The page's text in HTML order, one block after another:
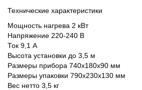
Технические характеристики
Мощность нагрева 2 кВт
Напряжение 220-240 B
Ток 9,1 А
Высота установки до 3,5 м
Размеры прибора 740х180х90 мм
Размеры упаковки 790х230х130 мм
Вес нетто 3,5 кг